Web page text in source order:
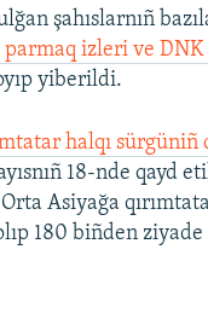
şahıslarnıñ
izleri ve
yiberildi.
halqı
18-nde qayd
Asiyağa
180 biñden